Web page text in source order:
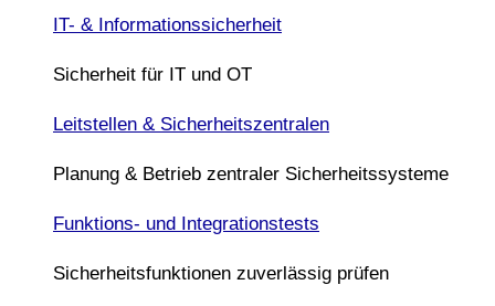
IT- & Informationssicherheit
Sicherheit für IT und OT
Leitstellen & Sicherheitszentralen
Planung & Betrieb zentraler Sicherheitssysteme
Funktions- und Integrationstests
Sicherheitsfunktionen zuverlässig prüfen